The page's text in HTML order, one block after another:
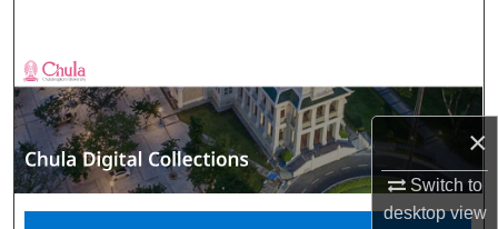
×
Switch to
desktopview
Browse Collections
My Account
About